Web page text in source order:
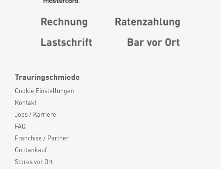
Trauringschmiede
Cookie Einstellungen
Kontakt
Jobs / Karriere
FAQ
Franchise / Partner
Goldankauf
Stores vor Ort